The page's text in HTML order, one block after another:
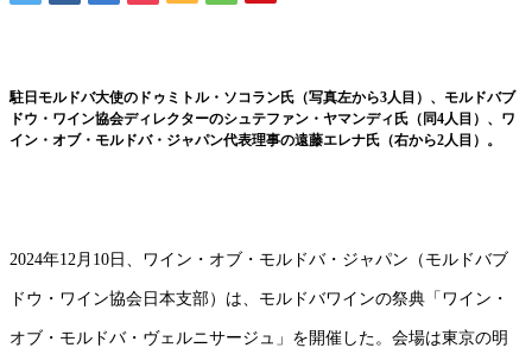
駐日モルドバ大使のドゥミトル・ソコラン氏（写真左から3人目）、モルドバブ
ドウ・ワイン協会ディレクターのシュテファン・ヤマンディ氏（同4人目）、ワ
イン・オブ・モルドバ・ジャパン代表理事の遠藤エレナ氏（右から2人目）。
2024年12月10日、ワイン・オブ・モルドバ・ジャパン（モルドバブ
ドウ・ワイン協会日本支部）は、モルドバワインの祭典「ワイン・
オブ・モルドバ・ヴェルニサージュ」を開催した。会場は東京の明